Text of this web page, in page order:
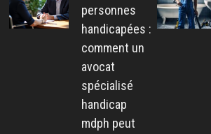
personnes
handicapées :
comment un
avocat
spécialisé
handicap
mdph peut